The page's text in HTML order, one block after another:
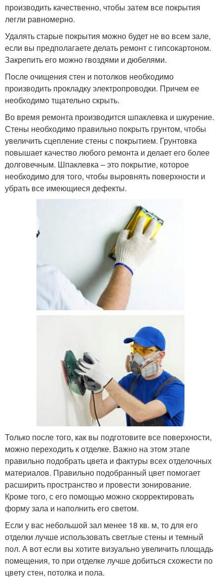
производить качественно, чтобы затем все покрытия
легли равномерно.
Удалять старые покрытия можно будет не во всем зале,
если вы предполагаете делать ремонт с гипсокартоном.
Закрепить его можно гвоздями и дюбелями.
После очищения стен и потолков необходимо
производить прокладку электропроводки. Причем ее
необходимо тщательно скрыть.
Во время ремонта производится шпаклевка и шкурение.
Стены необходимо правильно покрыть грунтом, чтобы
увеличить сцепление стены с покрытием. Грунтовка
повышает качество любого ремонта и делает его более
долговечным. Шпаклевка – это покрытие, которое
необходимо для того, чтобы выровнять поверхности и
убрать все имеющиеся дефекты.
Только после того, как вы подготовите все поверхности,
можно переходить к отделке. Важно на этом этапе
правильно подобрать цвета и фактуры всех отделочных
материалов. Правильно подобранный цвет помогает
расширить пространство и провести зонирование.
Кроме того, с его помощью можно скорректировать
форму зала и наполнить его светом.
Если у вас небольшой зал менее 18 кв. м, то для его
отделки лучше использовать светлые стены и темный
пол. А вот если вы хотите визуально увеличить площадь
помещения, то при отделке лучше добиться схожести по
цвету стен, потолка и пола.